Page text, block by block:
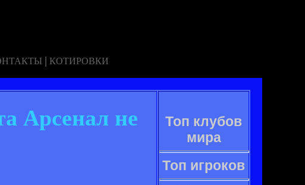
| КОТИРОВКИ
Арсенал не
Топ клубов
мира
Топ игроков